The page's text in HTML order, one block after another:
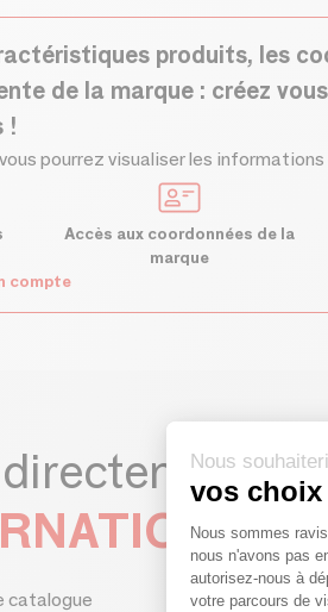
produits, les
de la marque : créez
!
pourrez visualiser les
Accès aux coordonnées de la
marque
compte
catalogue
Nous
vos choix
Nous sommes
nous n'avons pas
autorisez-nous à
votre parcours de